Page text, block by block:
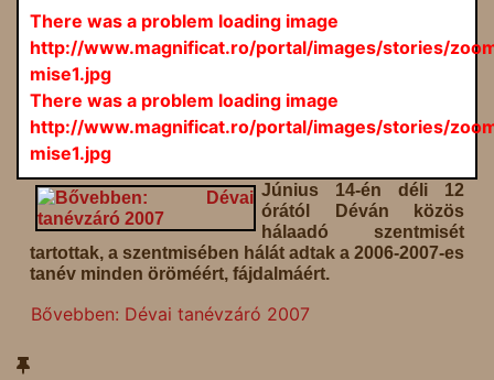
There was a problem loading image
http://www.magnificat.ro/portal/images/stories/
mise1.jpg
There was a problem loading image
http://www.magnificat.ro/portal/images/stories/
mise1.jpg
Június 14-én déli 12
órától Déván közös
hálaadó szentmisét
tartottak, a szentmisében hálát adtak a 2006-2007-es
tanév minden öröméért, fájdalmáért.
Bővebben: Dévai tanévzáró 2007